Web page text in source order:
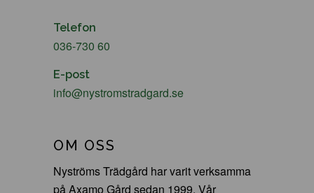
Telefon
036-730 60
E-post
info@nystromstradgard.se
OM OSS
Nyströms Trädgård har varit verksamma
på Axamo Gård sedan 1999. Vår